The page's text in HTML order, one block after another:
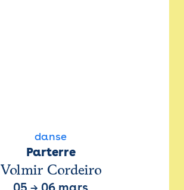
danse
Parterre
Volmir Cordeiro